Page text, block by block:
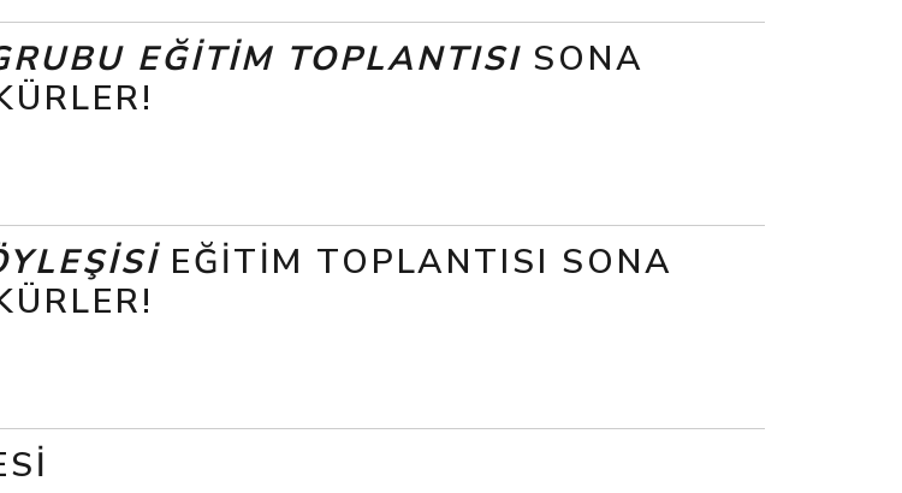
EĞITIM TOPLANTISI SONA
EĞITIM TOPLANTISI SONA